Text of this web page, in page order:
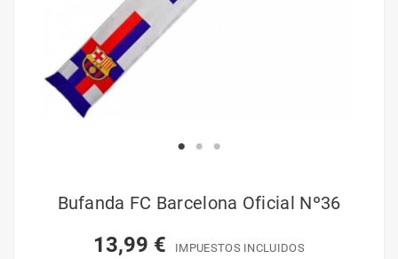
Bufanda FC Barcelona Oficial Nº36
13,99 € IMPUESTOS INCLUIDOS